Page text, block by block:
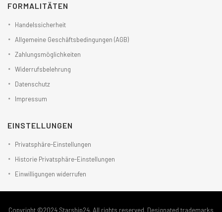
FORMALITÄTEN
Handelssicherheit
Allgemeine Geschäftsbedingungen (AGB)
Zahlungsmöglichkeiten
Widerrufsbelehrung
Datenschutz
Impressum
EINSTELLUNGEN
Privatsphäre-Einstellungen
Historie Privatsphäre-Einstellungen
Einwilligungen widerrufen
Copyright ©2024 Starship24. All rights reserved. Designated trademarks